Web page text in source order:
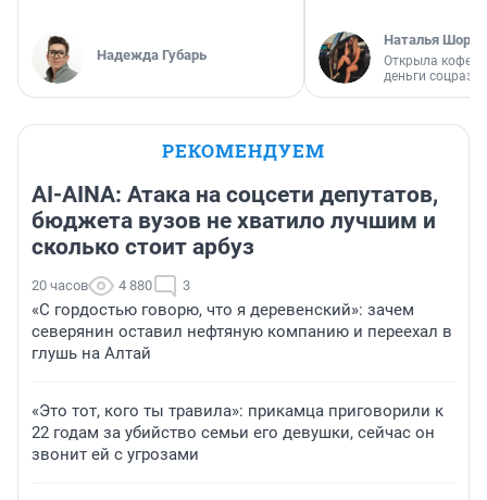
Надежда Губарь
Наталья
Открыла
деньги
РЕКОМЕНДУЕМ
AI-AINA: Атака на соцсети депутатов,
бюджета вузов не хватило лучшим и
сколько стоит арбуз
20 часов 4 880 3
«С гордостью говорю, что я деревенский»: зачем
северянин оставил нефтяную компанию и переехал в
глушь на Алтай
«Это тот, кого ты травила»: прикамца приговорили к
22 годам за убийство семьи его девушки, сейчас он
звонит ей с угрозами